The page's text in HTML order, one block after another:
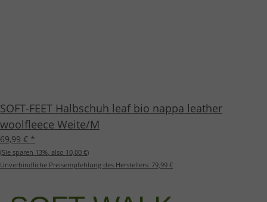
SOFT-FEET Halbschuh leaf bio nappa leather
woolfleece Weite/M
69,99 € *
(Sie sparen 13%, also 10,00 €)
Unverbindliche Preisempfehlung des Herstellers: 79,99 €